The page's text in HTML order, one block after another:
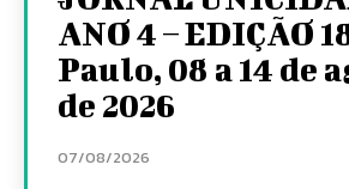
ANO 4 – EDIÇÃO
Paulo, 08 a 14 de
de 2026
07/08/2026